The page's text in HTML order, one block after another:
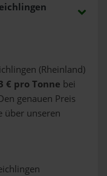
(Rheinland)
€ pro Tonne bei
genauen Preis
über unseren